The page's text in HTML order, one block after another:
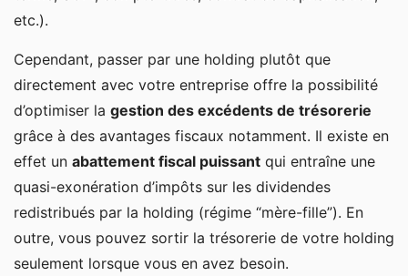
etc.).
Cependant, passer par une holding plutôt que
directement avec votre entreprise offre la possibilité
d’optimiser la gestion des excédents de trésorerie
grâce à des avantages fiscaux notamment. Il existe en
effet un abattement fiscal puissant qui entraîne une
quasi-exonération d’impôts sur les dividendes
redistribués par la holding (régime “mère-fille”). En
outre, vous pouvez sortir la trésorerie de votre holding
seulement lorsque vous en avez besoin.